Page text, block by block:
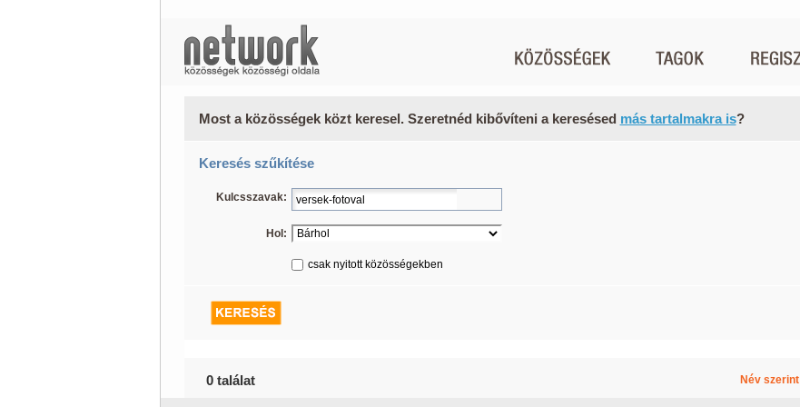
Most a közösségek közt keresel. Szeretnéd kibővíteni a keresésed más tartalmakra is?
Keresés szűkítése
Kulcsszavak:
Hol:
csak nyitott közösségekben
0 találat Név szerint